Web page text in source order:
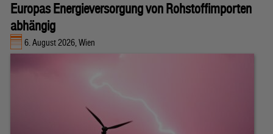
Europas Energieversorgung von Rohstoffimporten
abhängig
6. August 2026, Wien